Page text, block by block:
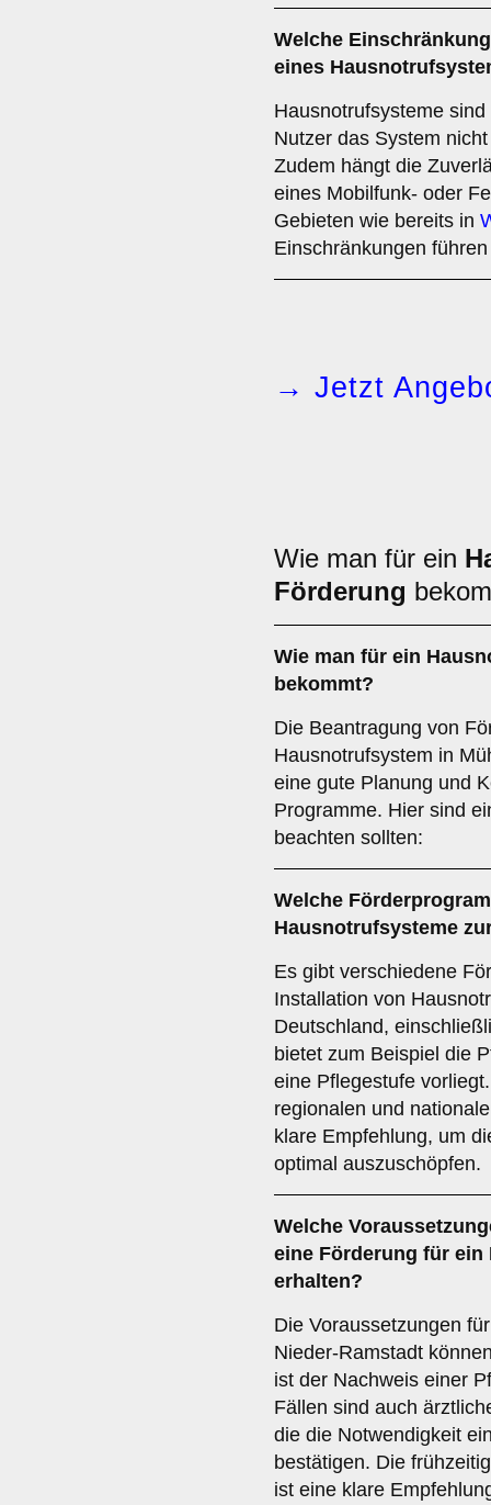
Welche
eines
Hausnotrufsysteme
Nutzer das System
Zudem hängt die
eines Mobilfunk- oder
Gebieten wie bereits in
Einschränkungen
→ Jetzt
Wie man für ein
Förderung
Wie man für ein
bekommt?
Die Beantragung von
Hausnotrufsystem in
eine gute Planung und
Programme. Hier sind
beachten sollten:
Welche
Hausnotrufsysteme
Es gibt verschiedene
Installation von
Deutschland,
bietet zum Beispiel die
eine Pflegestufe
regionalen und
klare Empfehlung, um
optimal auszuschöpfen.
Welche
eine Förderung für
erhalten?
Die Voraussetzungen
Nieder-Ramstadt
ist der Nachweis einer
Fällen sind auch
die die Notwendigkeit
bestätigen. Die
ist eine klare